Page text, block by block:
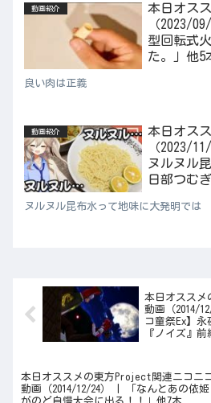
動画紹介
本日オス
（2023/
型回転式
た。」他5
良い肉は正義
動画紹介
本日オス
（2023/
ヌルヌル
日部つむ
ヌルヌル昆布水って地味に大発明では
本日オススメ
動画（2014/
コ童祭Ex】
『ノイズ』前
本日オススメの東方Project関連ニコニ
動画（2014/12/24） | 「なんとあの依姫
がのど自慢大会に出る！！」他7本